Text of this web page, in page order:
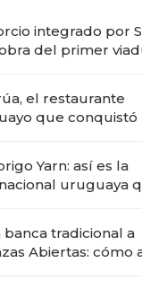
integrado por
del primer
el restaurante
que conquistó
y prepara
Yarn: así es la
uruguaya
banca tradicional a
Abiertas: cómo